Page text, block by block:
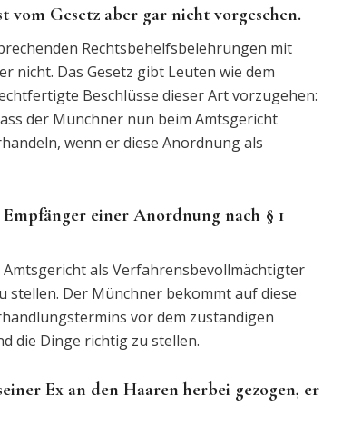
Gesetz aber gar nicht vorgesehen.
Rechtsbehelfsbelehrungen mit
nicht. Das Gesetz gibt Leuten wie dem
Beschlüsse dieser Art vorzugehen:
der Münchner nun beim Amtsgericht
wenn er diese Anordnung als
einer Anordnung nach § 1
Amtsgericht als Verfahrensbevollmächtigter
Der Münchner bekommt auf diese
vor dem zuständigen
die Dinge richtig zu stellen.
Ex an den Haaren herbei gezogen, er